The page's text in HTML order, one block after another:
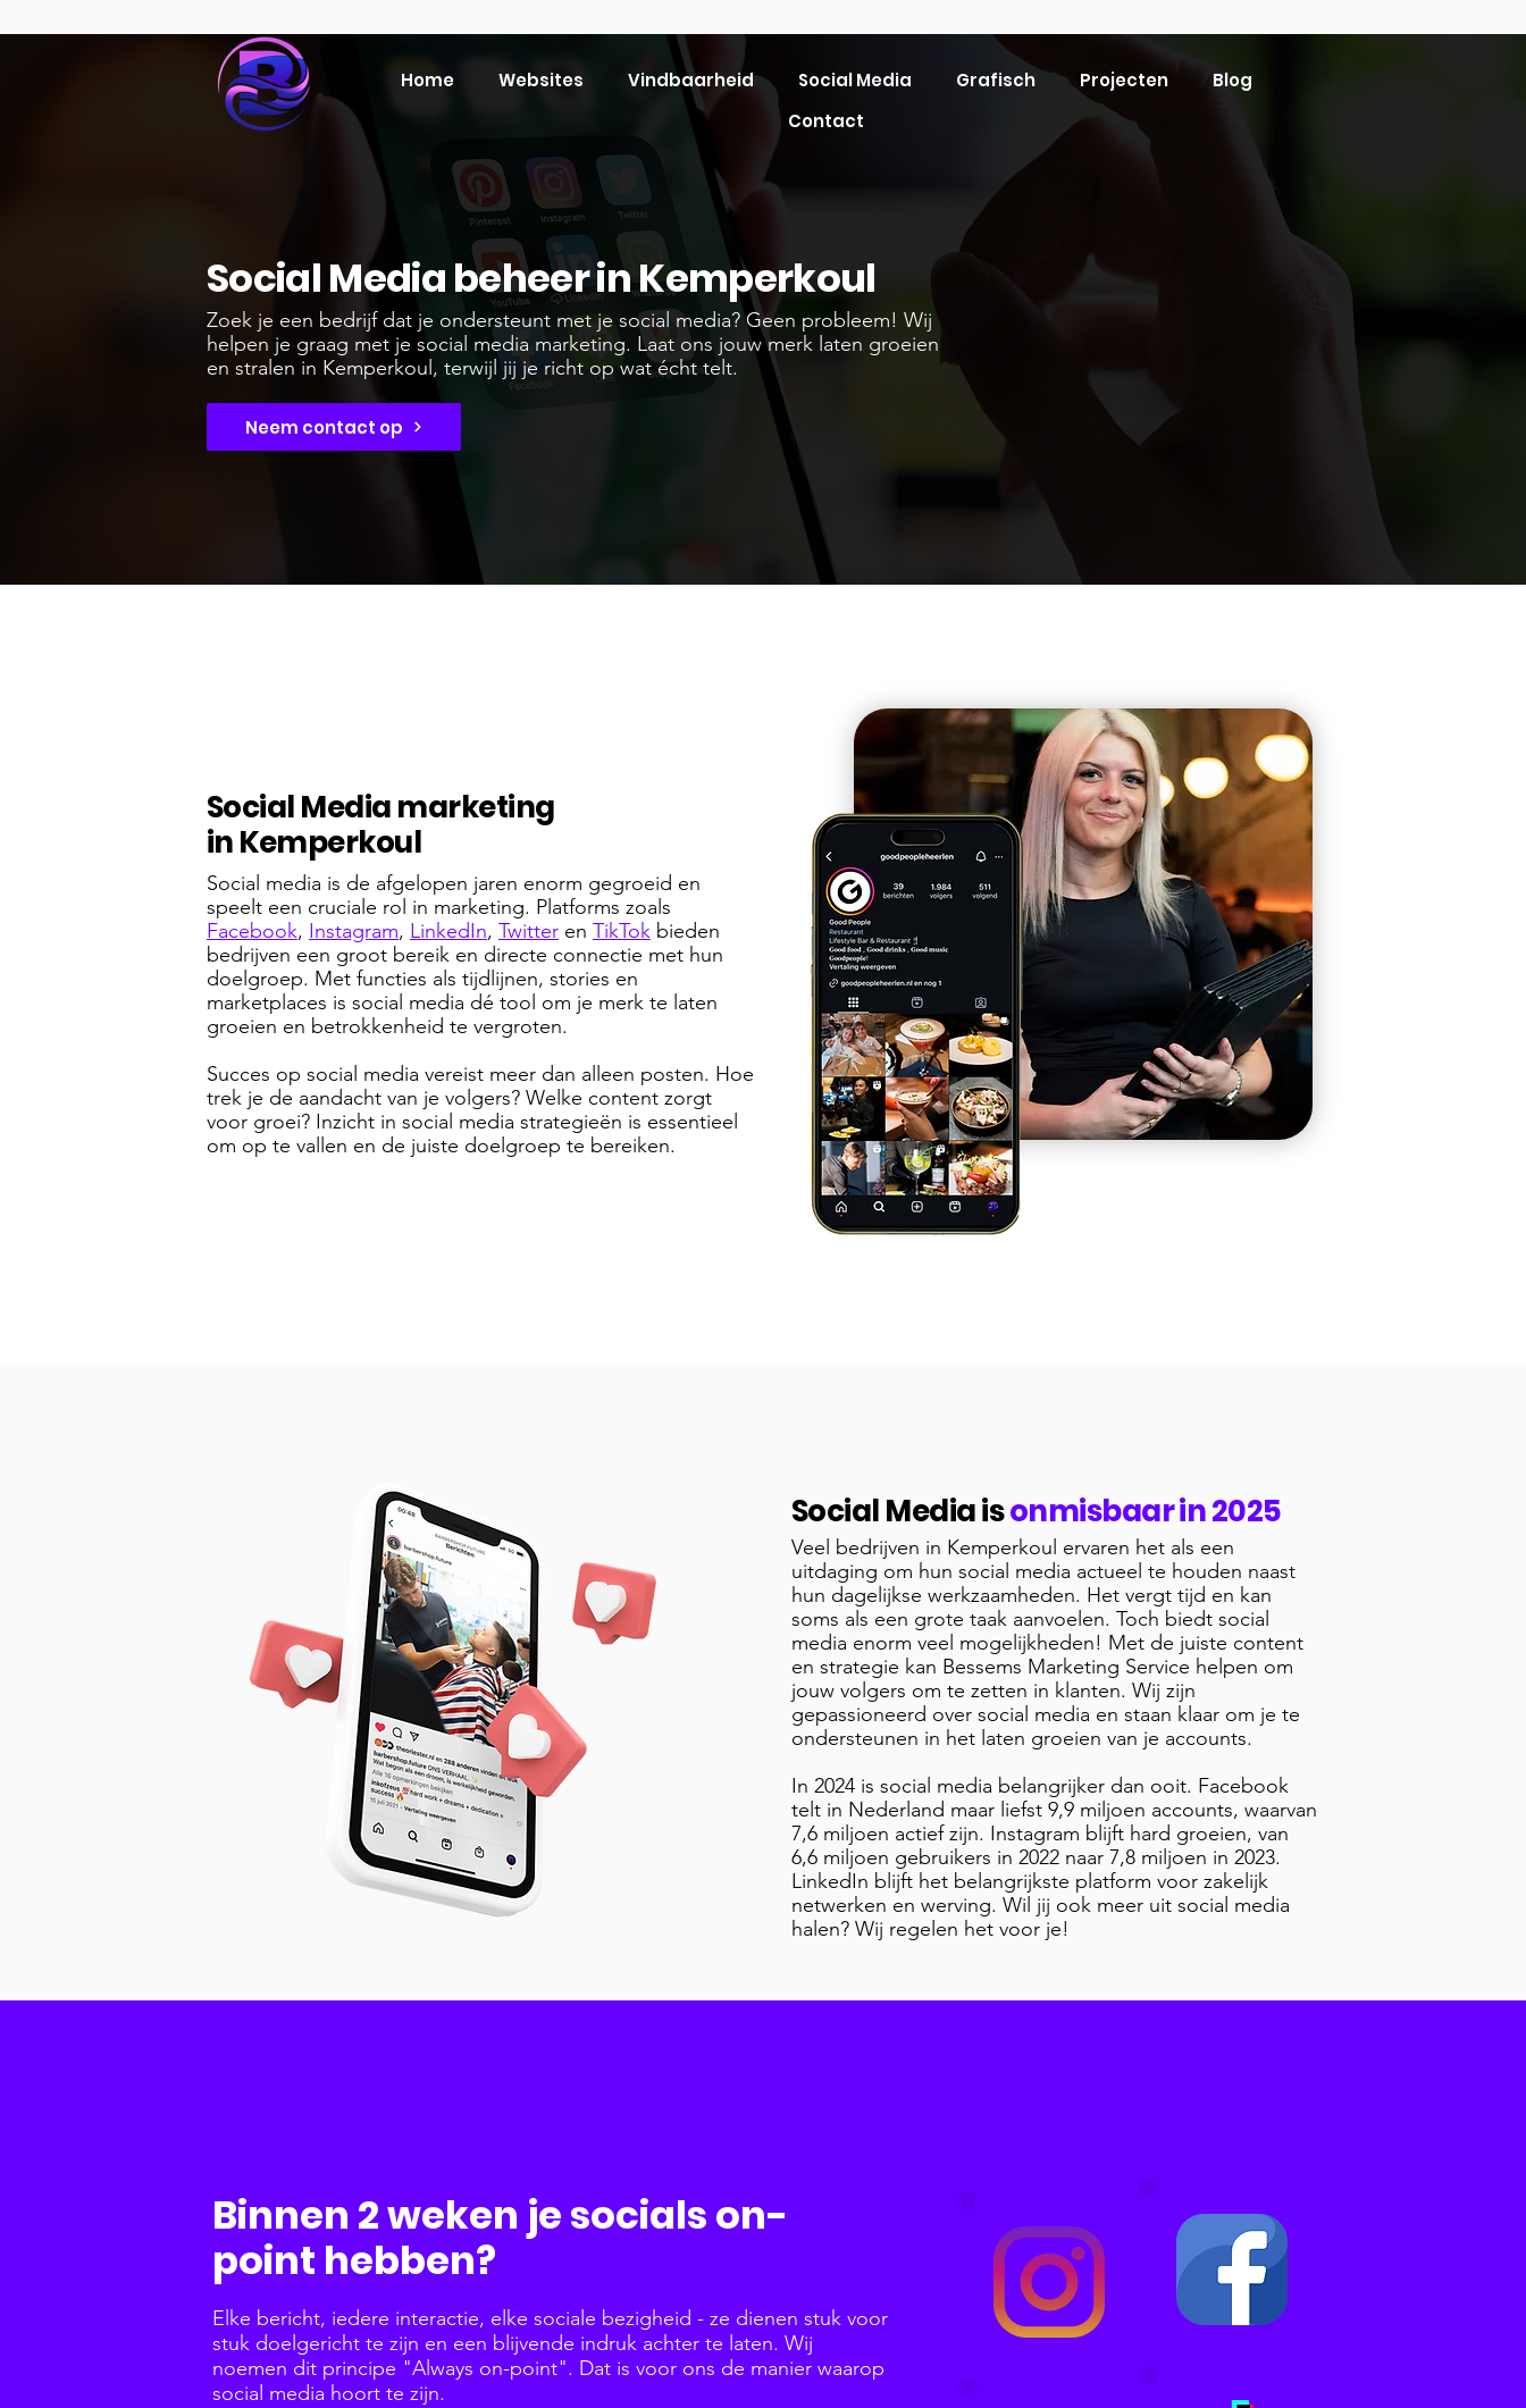
Home Websites Vindbaarheid Social Media Grafisch Projecten
Blog
Contact
Social Media beheer in Kemperkoul
Zoek je een bedrijf dat je ondersteunt met je social media? Geen probleem! Wij
helpen je graag met je social media marketing. Laat ons jouw merk laten groeien
en stralen in Kemperkoul, terwijl jij je richt op wat écht telt.
Neem contact op
Social Media marketing
in Kemperkoul
Social media is de afgelopen jaren enorm gegroeid en
speelt een cruciale rol in marketing. Platforms zoals
Facebook, Instagram, LinkedIn, Twitter en TikTok bieden
bedrijven een groot bereik en directe connectie met hun
doelgroep. Met functies als tijdlijnen, stories en
marketplaces is social media dé tool om je merk te laten
groeien en betrokkenheid te vergroten.
Succes op social media vereist meer dan alleen posten. Hoe
trek je de aandacht van je volgers? Welke content zorgt
voor groei? Inzicht in social media strategieën is essentieel
om op te vallen en de juiste doelgroep te bereiken.
Social Media isonmisbaar in 2025
Veel bedrijven in Kemperkoul ervaren het als een
uitdaging om hun social media actueel te houden naast
hun dagelijkse werkzaamheden. Het vergt tijd en kan
soms als een grote taak aanvoelen. Toch biedt social
media enorm veel mogelijkheden! Met de juiste content
en strategie kan Bessems Marketing Service helpen om
jouw volgers om te zetten in klanten. Wij zijn
gepassioneerd over social media en staan klaar om je te
ondersteunen in het laten groeien van je accounts.
In 2024 is social media belangrijker dan ooit. Facebook
telt in Nederland maar liefst 9,9 miljoen accounts, waarvan
7,6 miljoen actief zijn. Instagram blijft hard groeien, van
6,6 miljoen gebruikers in 2022 naar 7,8 miljoen in 2023.
LinkedIn blijft het belangrijkste platform voor zakelijk
netwerken en werving. Wil jij ook meer uit social media
halen? Wij regelen het voor je!
Binnen 2 weken je socials on-
point hebben?
Elke bericht, iedere interactie, elke sociale bezigheid - ze dienen stuk voor
stuk doelgericht te zijn en een blijvende indruk achter te laten. Wij
noemen dit principe "Always on-point". Dat is voor ons de manier waarop
social media hoort te zijn.